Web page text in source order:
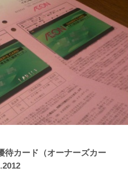
待カード（オーナーズカー